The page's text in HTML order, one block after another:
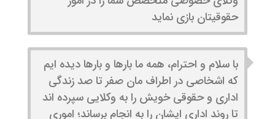
حقوقیتان بازی نماید
با سلام و احترام، همه ما بارها و بارها دیده ایم
که اشخاصی در اطراف مان صفر تا صد زندگی
اداری و حقوقی خویش را به وکلایی سپرده اند
تا روند اداری ایشان را به انجام برساند؛ اموری